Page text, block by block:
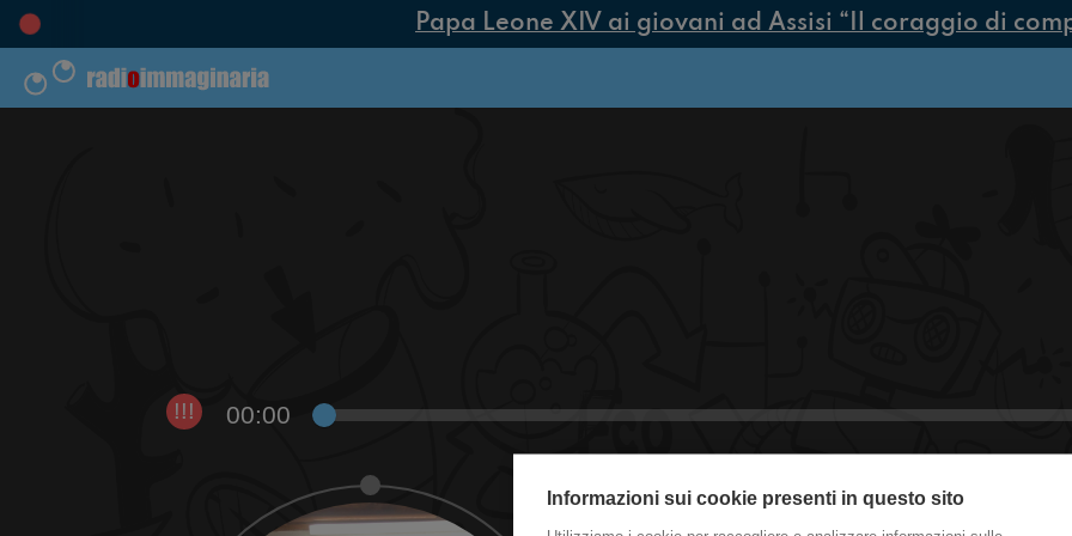
Papa Leone XIV ai giovani ad Assisi “Il coraggio di
!!! 00:00
#CastelGuelfo Le allergie hanno le
Informazioni sui cookie presenti in questo sito